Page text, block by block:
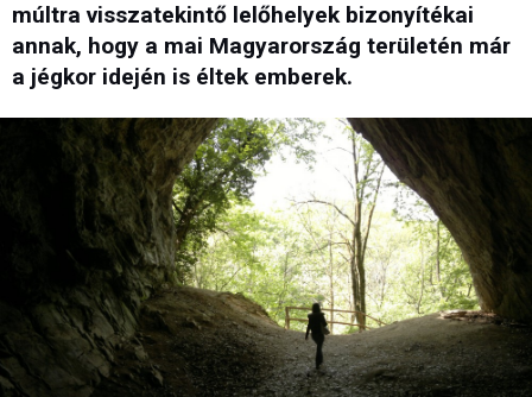
múltra visszatekintő lelőhelyek bizonyítékai
annak, hogy a mai Magyarország területén már
a jégkor idején is éltek emberek.